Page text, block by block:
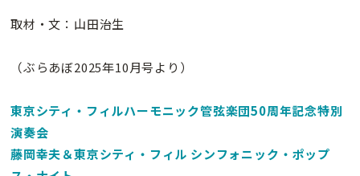
取材・文：山田治生
（ぶらあぼ2025年10月号より）
東京シティ・フィルハーモニック管弦楽団50周年記念特別
演奏会
藤岡幸夫＆東京シティ・フィル シンフォニック・ポップ